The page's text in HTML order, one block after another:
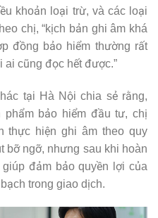
khoản loại trừ, và các loại
chị, “kịch bản ghi âm khá
đồng bảo hiểm thường rất
ai cũng đọc hết được.”
tại Hà Nội chia sẻ rằng,
phẩm bảo hiểm đầu tư, chị
thực hiện ghi âm theo quy
bỡ ngỡ, nhưng sau khi hoàn
đảm bảo quyền lợi của
trong giao dịch.